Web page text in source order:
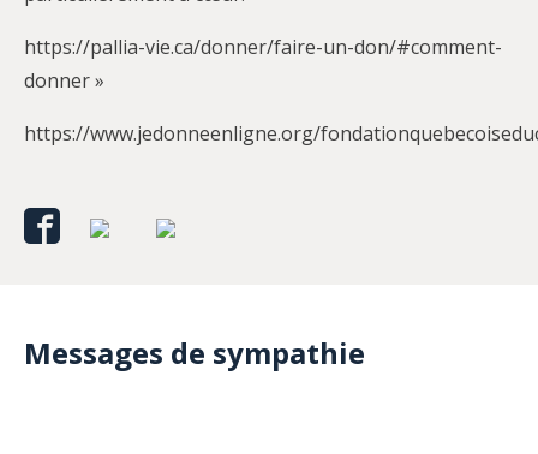
https://pallia-vie.ca/donner/faire-un-don/#comment-
donner »
https://www.jedonneenligne.org/
Messages de sympathie